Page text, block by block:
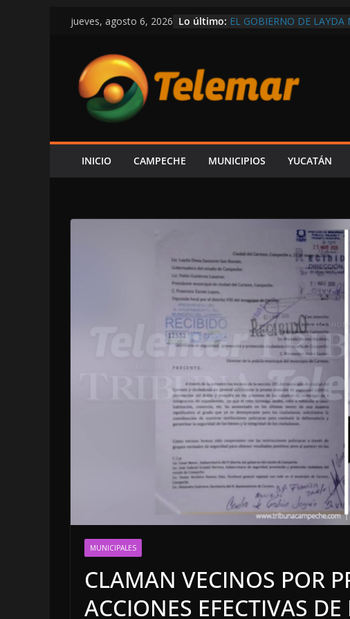
Saltar
contenido
jueves, agosto 6, 2026 Lo último: EL GOBIERNO DE LAYDA
VEDA DE CAMARÓN Y
RIBEREÑOS; INGRESOS
EXGOBERNADOR ÁNGEL
ORDENAR LA
FGR
¡SE ESTÁ SALIENDO DAE
INICIO CAMPECHE MUNICIPIOS YUCATÁN
MUNICIPALES
CLAMAN VECINOS POR
ACCIONES EFECTIVAS
LOCALES OPINIÓN
INCANSABLE